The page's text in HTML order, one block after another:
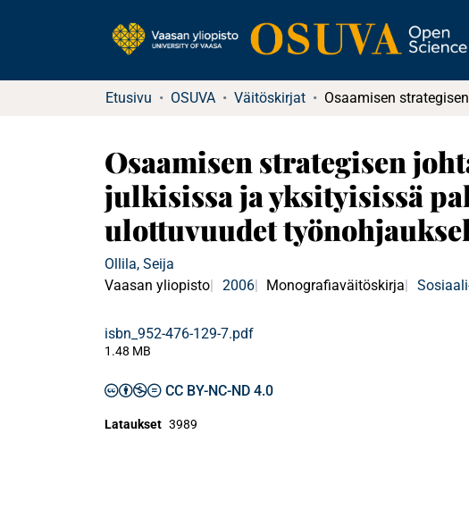
Etusivu OSUVA Väitöskirjat
Osaamisen strategisen
julkisissa ja yksityisissä
ulottuvuudet
Ollila, Seija
Vaasan yliopisto
2006 Monografiaväitöskirja
isbn_952-476-129-7.pdf
1.48 MB
CC BY-NC-ND 4.0
Lataukset 3989